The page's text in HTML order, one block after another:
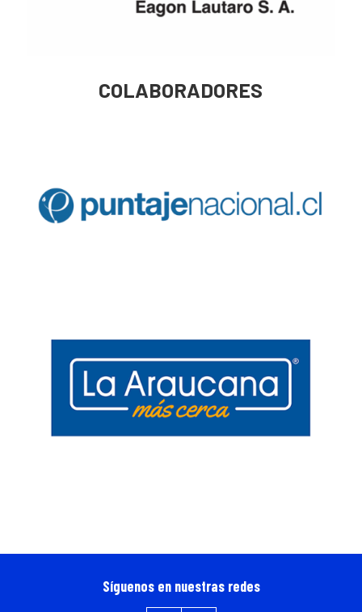
COLABORADORES
Síguenos en nuestras redes